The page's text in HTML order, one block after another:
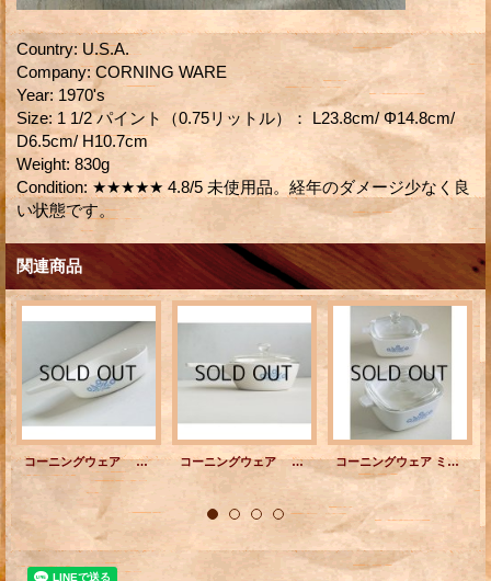
Country: U.S.A.
Company: CORNING WARE
Year: 1970's
Size: 1 1/2 パイント（0.75リットル）： L23.8cm/ Φ14.8cm/
D6.5cm/ H10.7cm
Weight: 830g
Condition: ★★★★★ 4.8/5 未使用品。経年のダメージ少なく良
い状態です。
関連商品
コーニングウェア スキレット/パン ブルー・コーンフラワー size： 6 1/2 inch Corning Ware Saucepan "Blue Cornflower". U.S.A. コーニングウェア 蓋つきソースパン ブルー・コーンフラワー 容量： 1 パイント（0.5リットル） Corning Ware Covered Saucepan "Blue Cornflower" U.S.A. コーニングウェア ミニキャセロール プリント：ブルーコーンフラワー size: W13/W17.5（ハンドルを含む） /H10.3 (cm) 2pcセット CORNING WARE P-43-B 700ml Blue Cornflower Handled Pan /Petite Pan Casserole Dish